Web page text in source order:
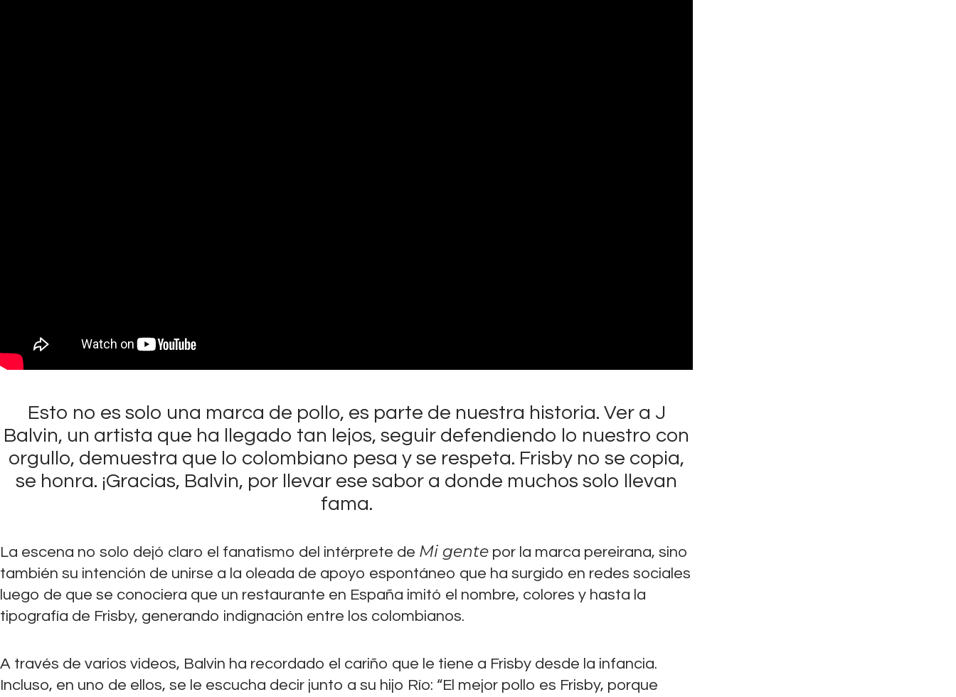
Esto no es solo una marca de pollo, es parte de nuestra historia. Ver a J
Balvin, un artista que ha llegado tan lejos, seguir defendiendo lo nuestro con
orgullo, demuestra que lo colombiano pesa y se respeta. Frisby no se copia,
se honra. ¡Gracias, Balvin, por llevar ese sabor a donde muchos solo llevan
fama.
La escena no solo dejó claro el fanatismo del intérprete de Mi gente por la marca pereirana, sino
también su intención de unirse a la oleada de apoyo espontáneo que ha surgido en redes sociales
luego de que se conociera que un restaurante en España imitó el nombre, colores y hasta la
tipografía de Frisby, generando indignación entre los colombianos.
A través de varios videos, Balvin ha recordado el cariño que le tiene a Frisby desde la infancia.
Incluso, en uno de ellos, se le escucha decir junto a su hijo Río: “El mejor pollo es Frisby, porque